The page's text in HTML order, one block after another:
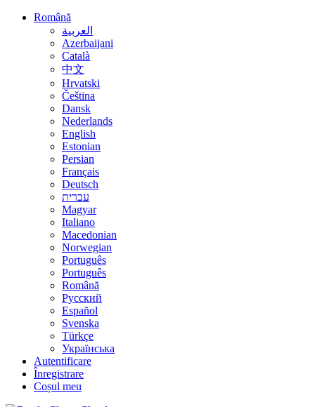
Română
العربية
Azerbaijani
Català
中文
Hrvatski
Čeština
Dansk
Nederlands
English
Estonian
Persian
Français
Deutsch
עברית
Magyar
Italiano
Macedonian
Norwegian
Português
Português
Română
Русский
Español
Svenska
Türkçe
Українська
Autentificare
Înregistrare
Coșul meu